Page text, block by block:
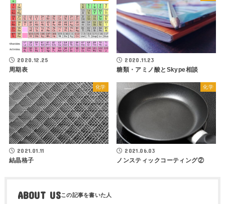
2020.12.25
周期表
2020.11.23
糖類・アミノ酸とSkype相談
化学
2021.01.11
結晶格子
化学
2021.06.03
ノンスティックコーティング②
ABOUT US